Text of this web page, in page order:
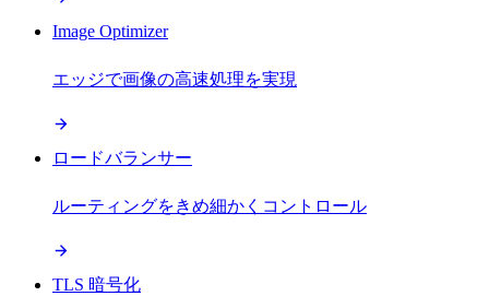
Image Optimizer
エッジで画像の高速処理を実現
ロードバランサー
ルーティングをきめ細かくコントロール
TLS 暗号化